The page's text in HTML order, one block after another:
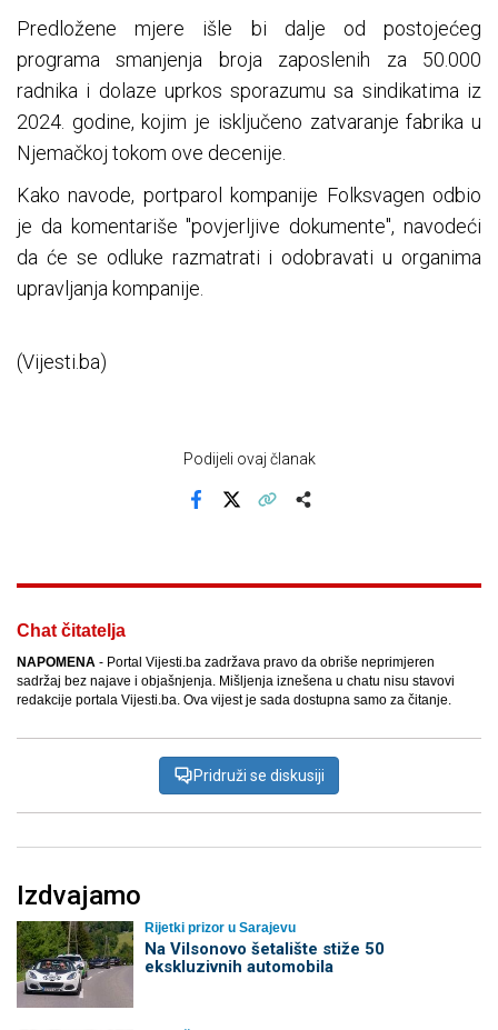
Predložene mjere išle bi dalje od postojećeg
programa smanjenja broja zaposlenih za 50.000
radnika i dolaze uprkos sporazumu sa sindikatima iz
2024. godine, kojim je isključeno zatvaranje fabrika u
Njemačkoj tokom ove decenije.
Kako navode, portparol kompanije Folksvagen odbio
je da komentariše "povjerljive dokumente", navodeći
da će se odluke razmatrati i odobravati u organima
upravljanja kompanije.
(Vijesti.ba)
Podijeli ovaj članak
Chat čitatelja
NAPOMENA - Portal Vijesti.ba zadržava pravo da obriše neprimjeren
sadržaj bez najave i objašnjenja. Mišljenja iznešena u chatu nisu stavovi
redakcije portala Vijesti.ba. Ova vijest je sada dostupna samo za čitanje.
Pridruži se diskusiji
Izdvajamo
Rijetki prizor u Sarajevu
Na Vilsonovo šetalište stiže 50
ekskluzivnih automobila